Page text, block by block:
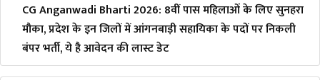
CG Anganwadi Bharti 2026: 8वीं पास महिलाओं के लिए सुनहरा
मौका, प्रदेश के इन जिलों में आंगनबाड़ी सहायिका के पदों पर निकली
बंपर भर्ती, ये है आवेदन की लास्ट डेट